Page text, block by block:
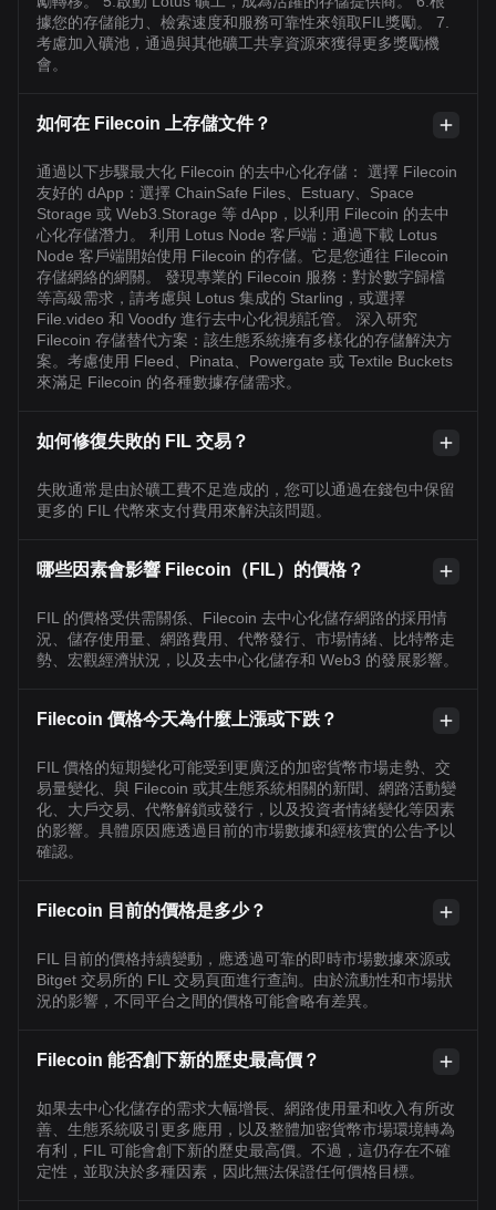
據您的存儲能力、檢索速度和服務可靠性來領取FIL獎勵。 7.
考慮加入礦池，通過與其他礦工共享資源來獲得更多獎勵機
會。
如何在 Filecoin 上存儲文件？
通過以下步驟最大化 Filecoin 的去中心化存儲： 選擇 Filecoin
友好的 dApp：選擇 ChainSafe Files、Estuary、Space
Storage 或 Web3.Storage 等 dApp，以利用 Filecoin 的去中
心化存儲潛力。 利用 Lotus Node 客戶端：通過下載 Lotus
Node 客戶端開始使用 Filecoin 的存儲。它是您通往 Filecoin
存儲網絡的網關。 發現專業的 Filecoin 服務：對於數字歸檔
等高級需求，請考慮與 Lotus 集成的 Starling，或選擇
File.video 和 Voodfy 進行去中心化視頻託管。 深入研究
Filecoin 存儲替代方案：該生態系統擁有多樣化的存儲解決方
案。考慮使用 Fleed、Pinata、Powergate 或 Textile Buckets
來滿足 Filecoin 的各種數據存儲需求。
如何修復失敗的 FIL 交易？
失敗通常是由於礦工費不足造成的，您可以通過在錢包中保留
更多的 FIL 代幣來支付費用來解決該問題。
哪些因素會影響 Filecoin（FIL）的價格？
FIL 的價格受供需關係、Filecoin 去中心化儲存網路的採用情
況、儲存使用量、網路費用、代幣發行、市場情緒、比特幣走
勢、宏觀經濟狀況，以及去中心化儲存和 Web3 的發展影響。
Filecoin 價格今天為什麼上漲或下跌？
FIL 價格的短期變化可能受到更廣泛的加密貨幣市場走勢、交
易量變化、與 Filecoin 或其生態系統相關的新聞、網路活動變
化、大戶交易、代幣解鎖或發行，以及投資者情緒變化等因素
的影響。具體原因應透過目前的市場數據和經核實的公告予以
確認。
Filecoin 目前的價格是多少？
FIL 目前的價格持續變動，應透過可靠的即時市場數據來源或
Bitget 交易所的 FIL 交易頁面進行查詢。由於流動性和市場狀
況的影響，不同平台之間的價格可能會略有差異。
Filecoin 能否創下新的歷史最高價？
如果去中心化儲存的需求大幅增長、網路使用量和收入有所改
善、生態系統吸引更多應用，以及整體加密貨幣市場環境轉為
有利，FIL 可能會創下新的歷史最高價。不過，這仍存在不確
定性，並取決於多種因素，因此無法保證任何價格目標。